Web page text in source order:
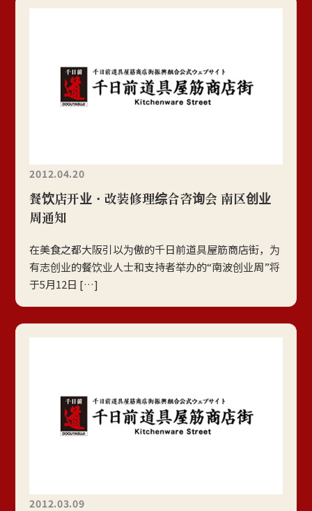
2012.04.20
餐饮店开业・改装修理综合咨询会 南区创业
周通知
在美食之都大阪引以为傲的千日前道具屋筋商店街，为
有志创业的餐饮业人士和支持者举办的“南波创业周”将
于5月12日 […]
2012.03.09